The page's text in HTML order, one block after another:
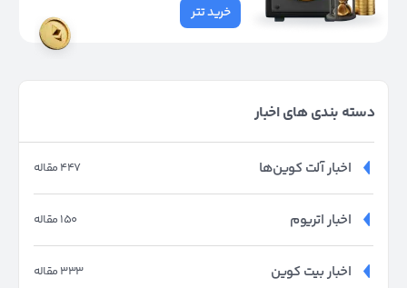
خرید تتر
دسته بندی های اخبار
447 مقاله اخبار آلت کوین‌ها
150 مقاله اخبار اتریوم
333 مقاله اخبار بیت کوین